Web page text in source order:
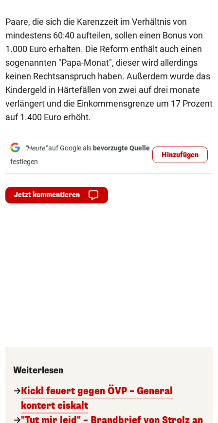
Paare, die sich die Karenzzeit im Verhältnis von
mindestens 60:40 aufteilen, sollen einen Bonus von
1.000 Euro erhalten. Die Reform enthält auch einen
sogenannten "Papa-Monat", dieser wird allerdings
keinen Rechtsanspruch haben. Außerdem wurde das
Kindergeld in Härtefällen von zwei auf drei monate
verlängert und die Einkommensgrenze um 17 Prozent
auf 1.400 Euro erhöht.
"Heute"auf Google als bevorzugte Quelle
festlegen
Hinzufügen
Jetzt kommentieren
Weiterlesen
Kickl feuert gegen ÖVP – General
kontert eiskalt
"Tut mir leid" – Brandbrief von Strolz an